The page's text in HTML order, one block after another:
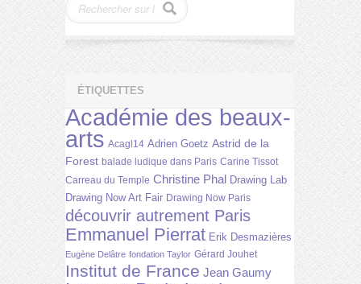
ÉTIQUETTES
Académie des beaux-
arts Acagl14 Adrien Goetz Astrid de la
Forest balade ludique dans Paris Carine Tissot
Carreau du Temple Christine Phal Drawing Lab
Drawing Now Art Fair Drawing Now Paris
découvrir autrement Paris
Emmanuel Pierrat Erik Desmazières
Eugène Delâtre fondation Taylor Gérard Jouhet
Institut de France Jean Gaumy